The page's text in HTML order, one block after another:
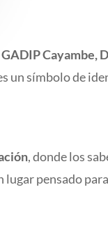
Cayambe,
un símbolo de
, donde los
lugar pensado para